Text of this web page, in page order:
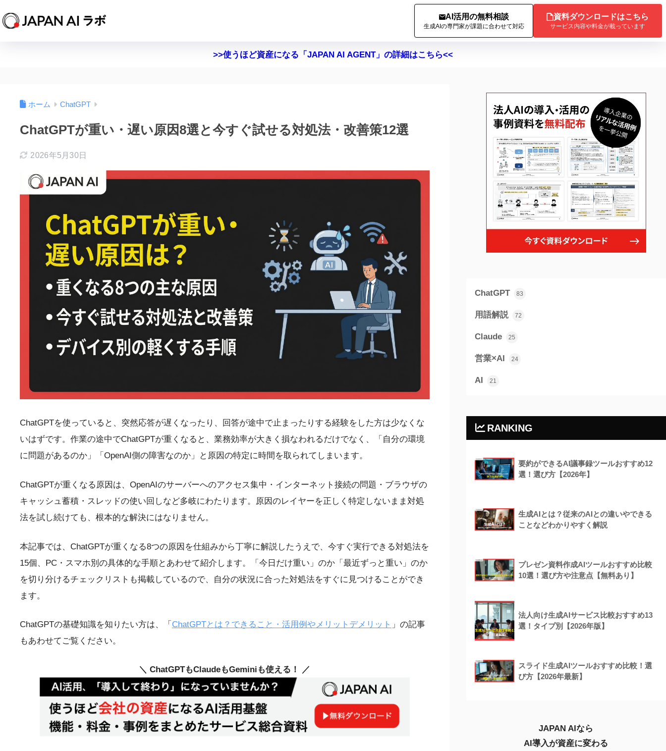
AI活用の無料相談
生成AIの専門家が課題に合わせて対応
資料ダウンロードはこちら
サービス内容や料金が載っています
>>使うほど資産になる「JAPAN AI AGENT」の詳細はこちら<<
ホーム ChatGPT
ChatGPTが重い・遅い原因8選と今すぐ試せる対処法・改善策12選
2026年5月30日
ChatGPTを使っていると、突然応答が遅くなったり、回答が途中で止まったりする経験をした方は少なくな
いはずです。作業の途中でChatGPTが重くなると、業務効率が大きく損なわれるだけでなく、「自分の環境
に問題があるのか」「OpenAI側の障害なのか」と原因の特定に時間を取られてしまいます。
ChatGPTが重くなる原因は、OpenAIのサーバーへのアクセス集中・インターネット接続の問題・ブラウザの
キャッシュ蓄積・スレッドの使い回しなど多岐にわたります。原因のレイヤーを正しく特定しないまま対処
法を試し続けても、根本的な解決にはなりません。
本記事では、ChatGPTが重くなる8つの原因を仕組みから丁寧に解説したうえで、今すぐ実行できる対処法を
15個、PC・スマホ別の具体的な手順とあわせて紹介します。「今日だけ重い」のか「最近ずっと重い」のか
を切り分けるチェックリストも掲載しているので、自分の状況に合った対処法をすぐに見つけることができ
ます。
ChatGPTの基礎知識を知りたい方は、「 ChatGPTとは？できること・活用例やメリットデメリット 」の記事
もあわせてご覧ください。
＼ ChatGPTもClaudeもGeminiも使える！ ／
ChatGPT 83
用語解説 72
Claude 25
営業×AI 24
AI 21
RANKING
要約ができるAI議事録ツールおすすめ12
選！選び方【2026年】
生成AIとは？従来のAIとの違いやできる
ことなどわかりやすく解説
プレゼン資料作成AIツールおすすめ比較
10選！選び方や注意点【無料あり】
法人向け生成AIサービス比較おすすめ13
選！タイプ別【2026年版】
スライド生成AIツールおすすめ比較！選
び方【2026年最新】
JAPAN AIなら
AI導入が資産に変わる